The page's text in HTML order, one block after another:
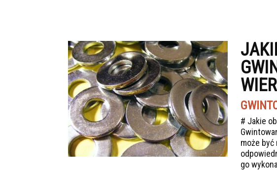
# Jakie
może być
go